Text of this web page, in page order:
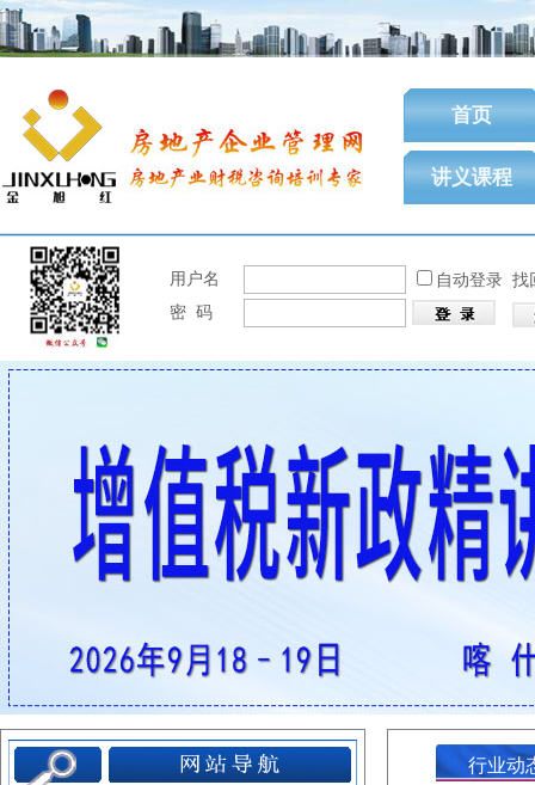
首页
讲义课程
用户名 自动登录 找
密 码
行业动